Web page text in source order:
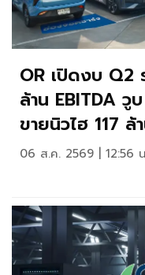
OR เปิดงบ Q2
ล้าน EBITDA วู
ขายนิวไฮ 117 ล้
06 ส.ค. 2569 | 12:56